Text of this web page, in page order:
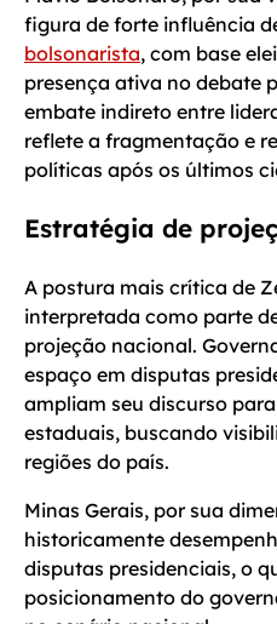
figura de forte influência
bolsonarista, com base
presença ativa no debate
embate indireto entre
reflete a fragmentação e
políticas após os últimos
Estratégia de
A postura mais crítica de
interpretada como parte
projeção nacional.
espaço em disputas
ampliam seu discurso
estaduais, buscando
regiões do país.
Minas Gerais, por sua
historicamente
disputas presidenciais, o
posicionamento do